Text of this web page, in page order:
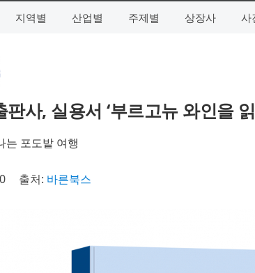
지역별 산업별 주제별 상장사 사
판사, 실용서 ‘부르고뉴 와인을
는 포도밭 여행
출처: 바른북스